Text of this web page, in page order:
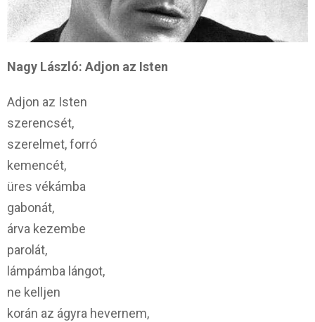
Nagy László: Adjon az Isten
Adjon az Isten
szerencsét,
szerelmet, forró
kemencét,
üres vékámba
gabonát,
árva kezembe
parolát,
lámpámba lángot,
ne kelljen
korán az ágyra hevernem,